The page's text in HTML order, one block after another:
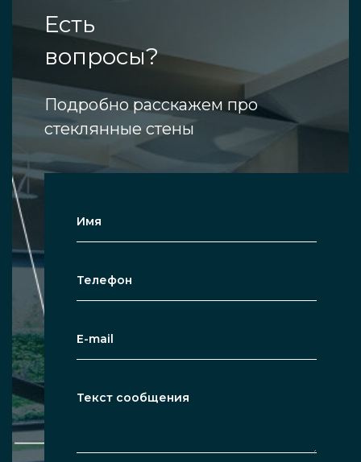
Есть
вопросы?
Подробно расскажем про
стеклянные стены